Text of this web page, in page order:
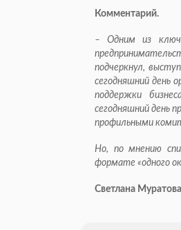
Комментарий.
– Одним из
подчеркнул,
сегодняшний день
поддержки
сегодняшний день
профильными
Но, по мнению
формате «одного
Светлана